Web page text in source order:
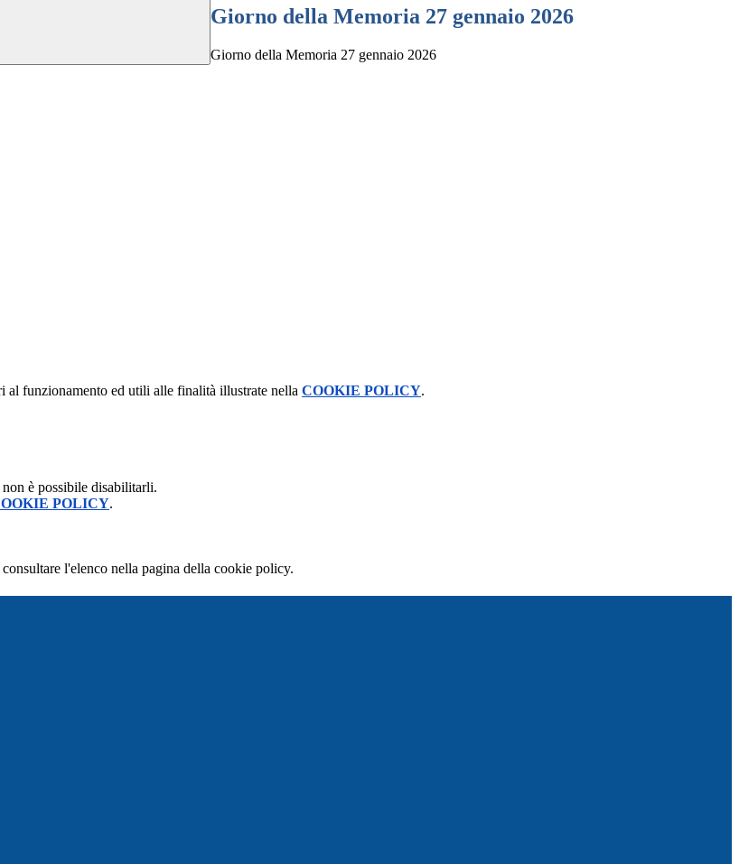
Giorno della Memoria 27 gennaio 2026
Giorno della Memoria 27 gennaio 2026
al funzionamento ed utili alle finalità illustrate nella COOKIE POLICY.
è possibile disabilitarli.
POLICY.
l'elenco nella pagina della cookie policy.